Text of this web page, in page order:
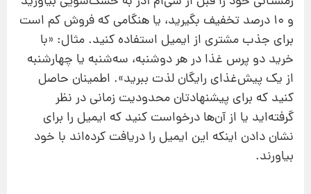
و ۱۰ درصد تخفیف بگیرید، یا هنگامی که فروش کم است
برای جذب مشتری از ایمیل استفاده کنید. مثال: «با
خرید دو پرس غذا در هر دوشنبه، سه‌شنبه یا چهارشنبه
از یک پیش‌غذای رایگان لذت ببرید». اطمینان حاصل
کنید که برای پیشنهادتان محدودیت زمانی در نظر
گرفته‌اید یا از آن‌ها درخواست کنید که ایمیل را برای
نشان دادن اینکه این ایمیل را دریافت کرده‌اند با خود
بیاورند.